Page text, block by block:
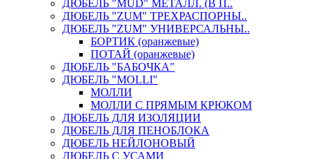
ДЮБЕЛЬ "MUD" МЕТАЛЛ. (В П..
ДЮБЕЛЬ "ZUM" ТРЕХРАСПОРНЫ..
ДЮБЕЛЬ "ZUM" УНИВЕРСАЛЬНЫ..
БОРТИК (оранжевые)
ПОТАЙ (оранжевые)
ДЮБЕЛЬ "БАБОЧКА"
ДЮБЕЛЬ "МOLLI"
МОЛЛИ
МОЛЛИ С ПРЯМЫМ КРЮКОМ
ДЮБЕЛЬ ДЛЯ ИЗОЛЯЦИИ
ДЮБЕЛЬ ДЛЯ ПЕНОБЛОКА
ДЮБЕЛЬ НЕЙЛОНОВЫЙ
ДЮБЕЛЬ С УСАМИ